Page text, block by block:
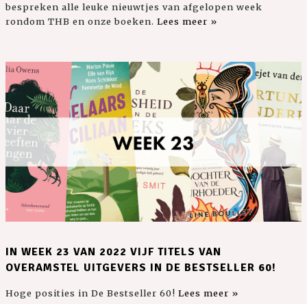
bespreken alle leuke nieuwtjes van afgelopen week
rondom THB en onze boeken. Lees meer »
IN WEEK 23 VAN 2022 VIJF TITELS VAN
OVERAMSTEL UITGEVERS IN DE BESTSELLER 60!
Hoge posities in De Bestseller 60! Lees meer »